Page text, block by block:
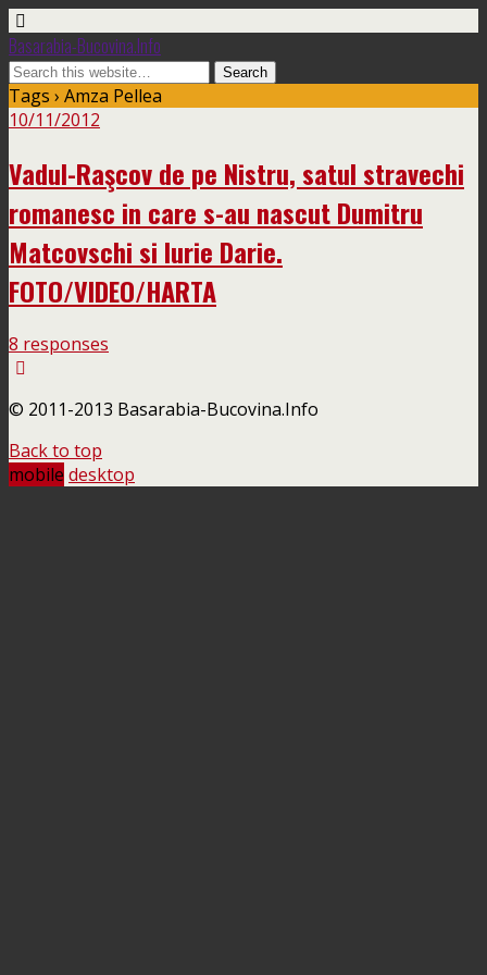
Basarabia-Bucovina.Info
Tags › Amza Pellea
10/11/2012
Vadul-Raşcov de pe Nistru, satul stravechi
romanesc in care s-au nascut Dumitru
Matcovschi si Iurie Darie.
FOTO/VIDEO/HARTA
8 responses
© 2011-2013 Basarabia-Bucovina.Info
Back to top
mobile desktop